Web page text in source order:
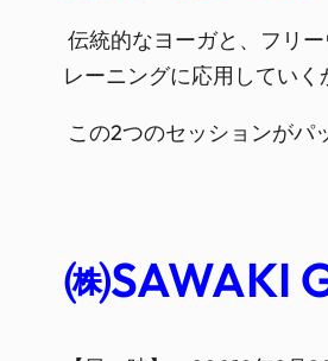
伝統的なヨーガと、フリ
レーニングに応用してい
この2つのセッションがパ
㈱SAWAKI